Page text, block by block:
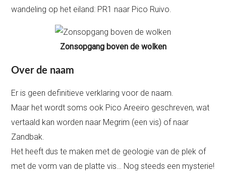
wandeling op het eiland: PR1 naar Pico Ruivo.
Zonsopgang boven de wolken
Over de naam
Er is geen definitieve verklaring voor de naam.
Maar het wordt soms ook Pico Areeiro geschreven, wat
vertaald kan worden naar Megrim (een vis) of naar
Zandbak.
Het heeft dus te maken met de geologie van de plek of
met de vorm van de platte vis… Nog steeds een mysterie!